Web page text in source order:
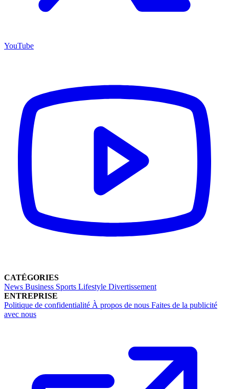
YouTube
CATÉGORIES
News Business Sports Lifestyle Divertissement
ENTREPRISE
Politique de confidentialité À propos de nous Faites de la publicité
avec nous